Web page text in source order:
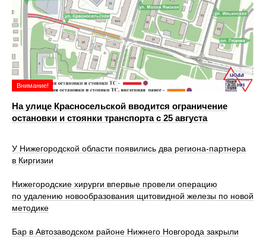
Внимание!
На улице Красносельской вводится ограничение
остановки и стоянки транспорта с 25 августа
У Нижегородской области появились два региона-партнера
в Киргизии
Нижегородские хирурги впервые провели операцию
по удалению новообразования щитовидной железы по новой
методике
Бар в Автозаводском районе Нижнего Новгорода закрыли